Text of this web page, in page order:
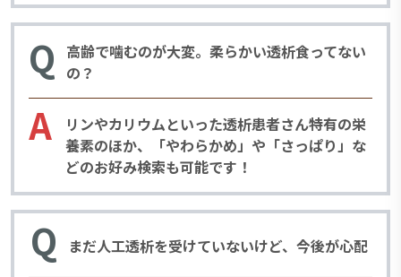
Q
高齢で噛むのが大変。柔らかい透析食ってない
の？
A
リンやカリウムといった透析患者さん特有の栄
養素のほか、「やわらかめ」や「さっぱり」な
どのお好み検索も可能です！
Q まだ人工透析を受けていないけど、今後が心配